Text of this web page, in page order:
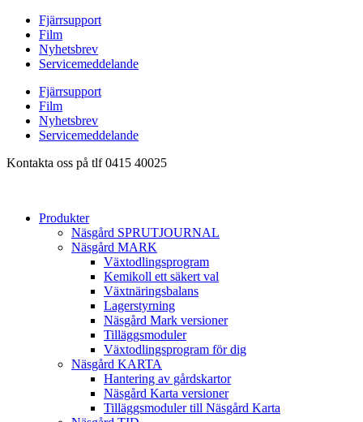
Hoppa
innehåll
Fjärrsupport
Film
Nyhetsbrev
Servicemeddelande
Fjärrsupport
Film
Nyhetsbrev
Servicemeddelande
Kontakta oss på tlf 0415 40025
Produkter
Näsgård SPRUTJOURNAL
Näsgård MARK
Växtodlingsprogram
Kemikoll ett säkert val
Växtnäringsbalans
Lagerstyrning
Näsgård Mark versioner
Tilläggsmoduler
Växtodlingsprogram för dig
Näsgård KARTA
Hantering av gårdskartor
Näsgård Karta versioner
Tilläggsmoduler till Näsgård Karta